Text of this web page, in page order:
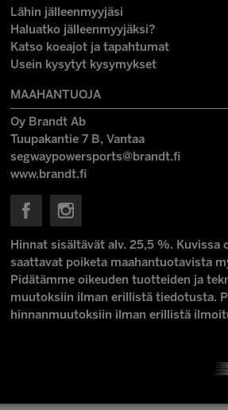
Lähin jälleenmyyjäsi
Haluatko jälleenmyyjäksi?
Katso koeajot ja tapahtumat
Usein kysytyt kysymykset
MAAHANTUOJA
Oy Brandt Ab
Tuupakantie 7 B, Vantaa
segwaypowersports@brandt.fi
www.brandt.fi
Hinnat sisältävät alv. 25,5 %. Kuvissa
saattavat poiketa maahantuotavista
Pidätämme oikeuden tuotteiden ja
muutoksiin ilman erillistä tiedotusta.
hinnanmuutoksiin ilman erillistä